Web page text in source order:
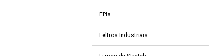
EPIs
Feltros Industriais